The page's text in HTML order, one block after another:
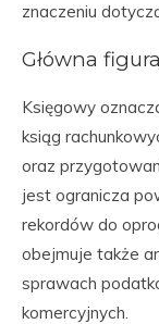
znaczeniu
Główna
Księgowy
ksiąg
oraz
jest ogranicza
rekordów do
obejmuje także
sprawach
komercyjnych.